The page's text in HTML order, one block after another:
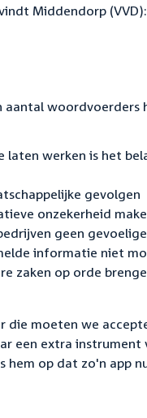
Middendorp
aantal
laten werken is het
gevolgen
onzekerheid
geen
informatie niet
zaken op orde
die moeten we
een extra instrument
op dat zo'n app